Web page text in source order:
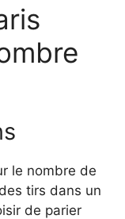
le nombre de
tirs dans un
de parier